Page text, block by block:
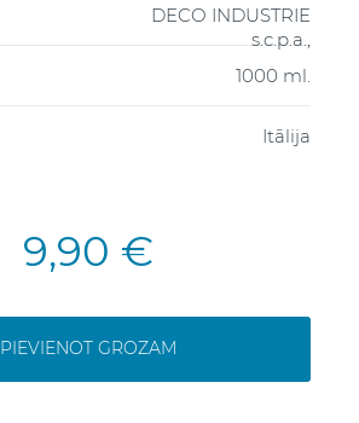
DECO INDUSTRIE
s.c.p.a.,
1000 ml.
Itālija
9,90 €
PIEVIENOT GROZAM